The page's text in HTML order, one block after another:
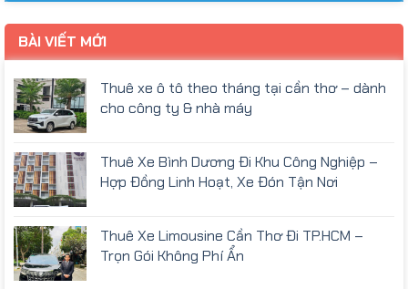
BÀI VIẾT MỚI
Thuê xe ô tô theo tháng tại cần thơ – dành
cho công ty & nhà máy
Thuê Xe Bình Dương Đi Khu Công Nghiệp –
Hợp Đồng Linh Hoạt, Xe Đón Tận Nơi
Thuê Xe Limousine Cần Thơ Đi TP.HCM –
Trọn Gói Không Phí Ẩn